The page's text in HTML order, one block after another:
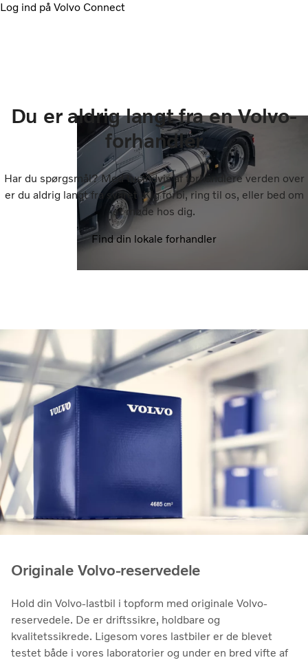
Log ind på Volvo Connect
Du er aldrig langt fra en Volvo-
forhandler
Har du spørgsmål? Med tusindvis af forhandlere verden over
er du aldrig langt fra svaret. Kig forbi, ring til os, eller bed om
et møde hos dig.
Find din lokale forhandler
Originale Volvo-reservedele
Hold din Volvo-lastbil i topform med originale Volvo-
reservedele. De er driftssikre, holdbare og
kvalitetssikrede. Ligesom vores lastbiler er de blevet
testet både i vores laboratorier og under en bred vifte af